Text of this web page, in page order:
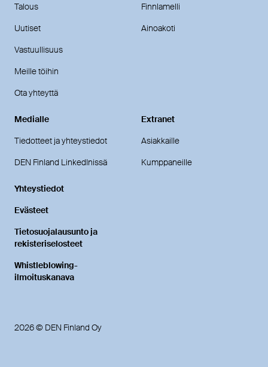
Talous
Uutiset
Vastuullisuus
Meille töihin
Ota yhteyttä
Finnlamelli
Ainoakoti
Medialle
Tiedotteet ja yhteystiedot
DEN Finland LinkedInissä
Extranet
Asiakkaille
Kumppaneille
Yhteystiedot
Evästeet
Tietosuojalausunto ja
rekisteriselosteet
Whistleblowing-
ilmoituskanava
2026 © DEN Finland Oy